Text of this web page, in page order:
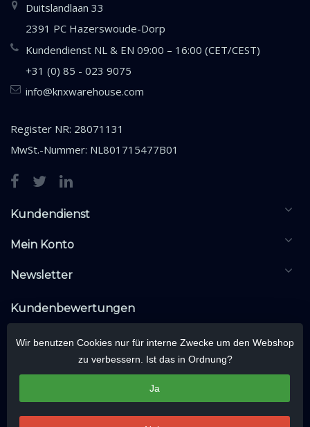
Duitslandlaan 33
2391 PC Hazerswoude-Dorp
Kundendienst NL & EN 09:00 – 16:00 (CET/CEST)
+31 (0) 85 - 023 9075
info@knxwarehouse.com
Register NR: 28071131
MwSt.-Nummer: NL801715477B01
Kundendienst
Mein Konto
Newsletter
Kundenbewertungen
Wir benutzen Cookies nur für interne Zwecke um den Webshop
zu verbessern. Ist das in Ordnung?
Ja